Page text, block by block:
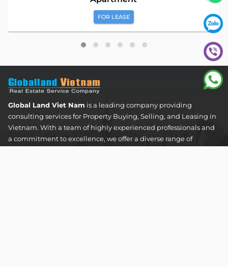
FOR LEASE
Global Land Viet Nam is a leading company providing
consulting services for Property Buying, Selling, and Leasing in
Vietnam. With a team of highly experienced professionals and
a commitment to excellence, we offer a diverse range of